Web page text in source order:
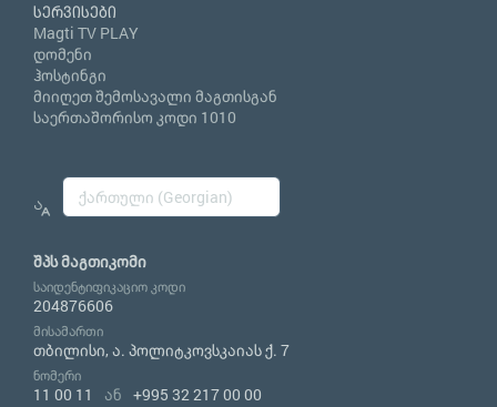
სერვისები
Magti TV PLAY
დომენი
ჰოსტინგი
მიიღეთ შემოსავალი მაგთისგან
საერთაშორისო კოდი 1010
შპს მაგთიკომი
საიდენტიფიკაციო კოდი
204876606
მისამართი
თბილისი, ა. პოლიტკოვსკაიას ქ. 7
ნომერი
11 00 11 ან +995 32 217 00 00